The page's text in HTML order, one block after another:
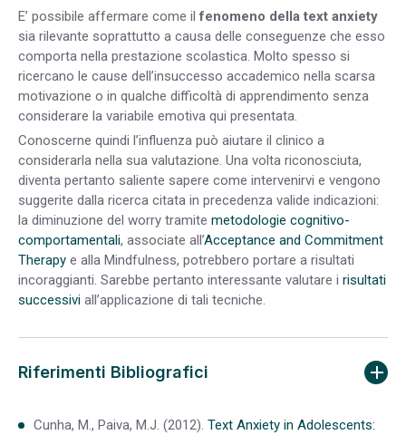
E’ possibile affermare come ilfenomeno della text anxiety
sia rilevante soprattutto a causa delle conseguenze che esso
comporta nella prestazione scolastica. Molto spesso si
ricercano le cause dell’insuccesso accademico nella scarsa
motivazione o in qualche difficoltà di apprendimento senza
considerare la variabile emotiva qui presentata.
Conoscerne quindi l’influenza può aiutare il clinico a
considerarla nella sua valutazione. Una volta riconosciuta,
diventa pertanto saliente sapere come intervenirvi e vengono
suggerite dalla ricerca citata in precedenza valide indicazioni:
la diminuzione del worry tramite metodologie cognitivo-
comportamentali, associate all’Acceptance and Commitment
Therapy e alla Mindfulness, potrebbero portare a risultati
incoraggianti. Sarebbe pertanto interessante valutare i risultati
successivi all’applicazione di tali tecniche.
Riferimenti Bibliografici
Cunha, M., Paiva, M.J. (2012). Text Anxiety in Adolescents: